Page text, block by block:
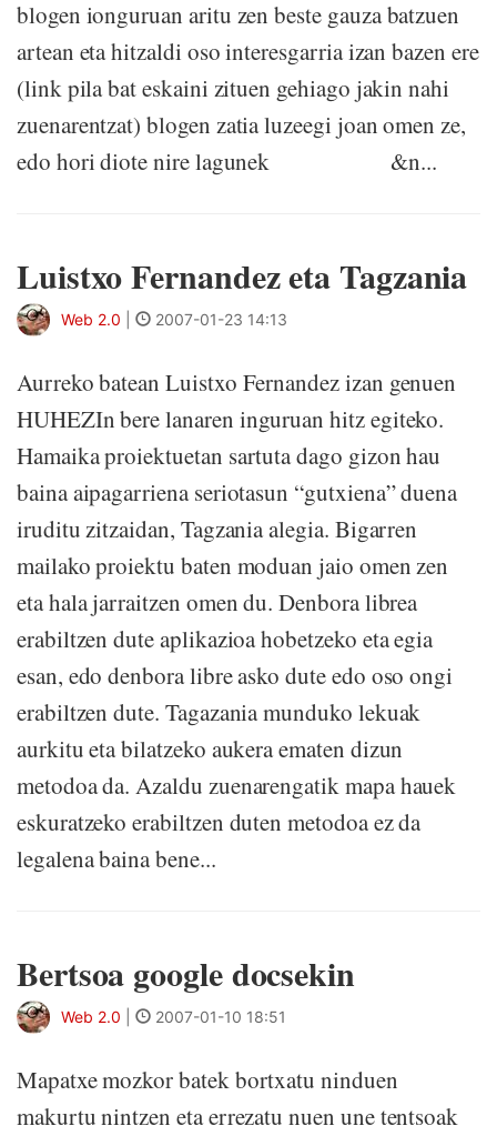
blogen ionguruan aritu zen beste gauza batzuen
artean eta hitzaldi oso interesgarria izan bazen ere
(link pila bat eskaini zituen gehiago jakin nahi
zuenarentzat) blogen zatia luzeegi joan omen ze,
edo hori diote nire lagunek &n...
Luistxo Fernandez eta Tagzania
Web 2.0 2007-01-23 14:13
Aurreko batean Luistxo Fernandez izan genuen
HUHEZIn bere lanaren inguruan hitz egiteko.
Hamaika proiektuetan sartuta dago gizon hau
baina aipagarriena seriotasun “gutxiena” duena
iruditu zitzaidan, Tagzania alegia. Bigarren
mailako proiektu baten moduan jaio omen zen
eta hala jarraitzen omen du. Denbora librea
erabiltzen dute aplikazioa hobetzeko eta egia
esan, edo denbora libre asko dute edo oso ongi
erabiltzen dute. Tagazania munduko lekuak
aurkitu eta bilatzeko aukera ematen dizun
metodoa da. Azaldu zuenarengatik mapa hauek
eskuratzeko erabiltzen duten metodoa ez da
legalena baina bene...
Bertsoa google docsekin
Web 2.0 2007-01-10 18:51
Mapatxe mozkor batek bortxatu ninduen
makurtu nintzen eta errezatu nuen une tentsoak